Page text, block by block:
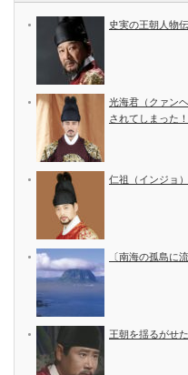
史実の王朝人物
光海君（クァン
されてしまった！
仁祖（インジョ
〔南海の孤島に
王朝を揺るがせ